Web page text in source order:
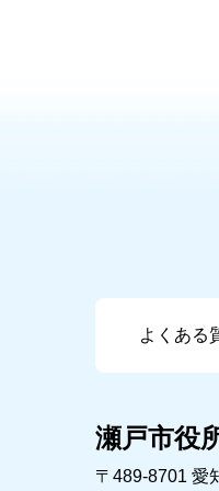
よくある
瀬戸市役
〒489-8701 愛